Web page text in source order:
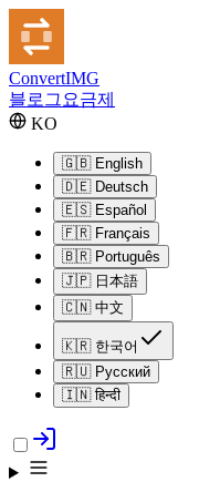
ConvertIMG
블로그 요금제
KO
🇬🇧 English
🇩🇪 Deutsch
🇪🇸 Español
🇫🇷 Français
🇧🇷 Português
🇯🇵 日本語
🇨🇳 中文
🇰🇷 한국어
🇷🇺 Русский
🇮🇳 हिन्दी